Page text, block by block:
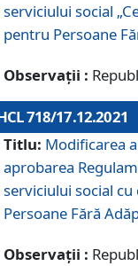
serviciului social
pentru Persoane
Observații :
718/17.12.2021
Titlu: Modificarea
aprobarea
serviciului social cu
Persoane Fără
Observații :